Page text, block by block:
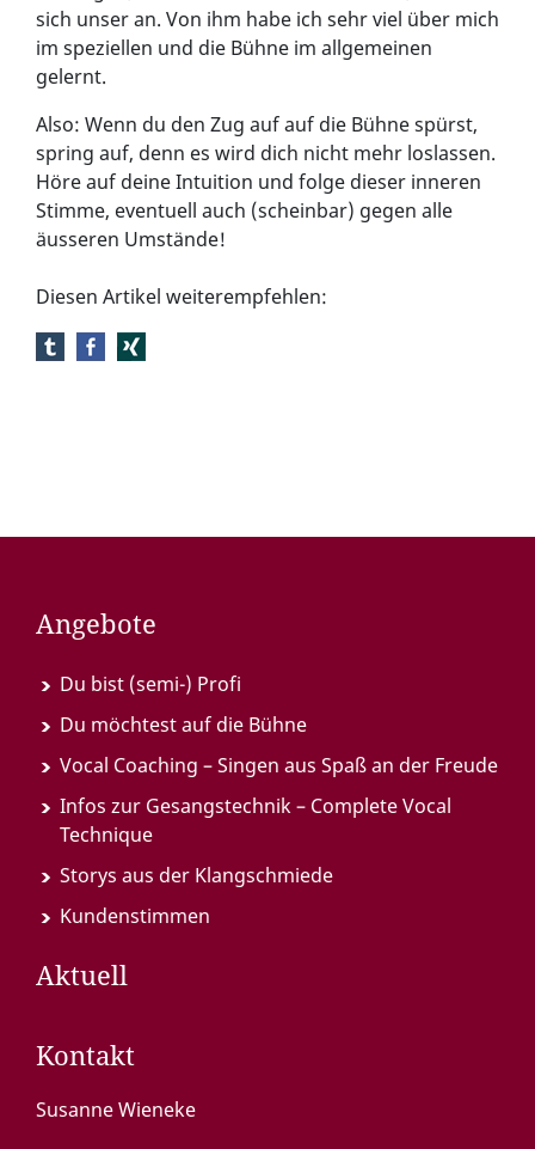
sich unser an. Von ihm habe ich sehr viel über mich
im speziellen und die Bühne im allgemeinen
gelernt.
Also: Wenn du den Zug auf auf die Bühne spürst,
spring auf, denn es wird dich nicht mehr loslassen.
Höre auf deine Intuition und folge dieser inneren
Stimme, eventuell auch (scheinbar) gegen alle
äusseren Umstände!
Diesen Artikel weiterempfehlen:
Angebote
Du bist (semi-) Profi
Du möchtest auf die Bühne
Vocal Coaching – Singen aus Spaß an der Freude
Infos zur Gesangstechnik – Complete Vocal
Technique
Storys aus der Klangschmiede
Kundenstimmen
Aktuell
Kontakt
Susanne Wieneke